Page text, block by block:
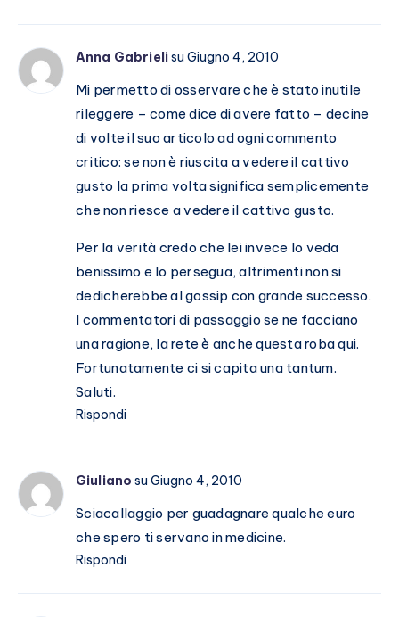
Anna Gabrielisu Giugno 4, 2010
Mi permetto di osservare che è stato inutile
rileggere – come dice di avere fatto – decine
di volte il suo articolo ad ogni commento
critico: se non è riuscita a vedere il cattivo
gusto la prima volta significa semplicemente
che non riesce a vedere il cattivo gusto.
Per la verità credo che lei invece lo veda
benissimo e lo persegua, altrimenti non si
dedicherebbe al gossip con grande successo.
I commentatori di passaggio se ne facciano
una ragione, la rete è anche questa roba qui.
Fortunatamente ci si capita una tantum.
Saluti.
Rispondi
Giuliano su Giugno 4, 2010
Sciacallaggio per guadagnare qualche euro
che spero ti servano in medicine.
Rispondi